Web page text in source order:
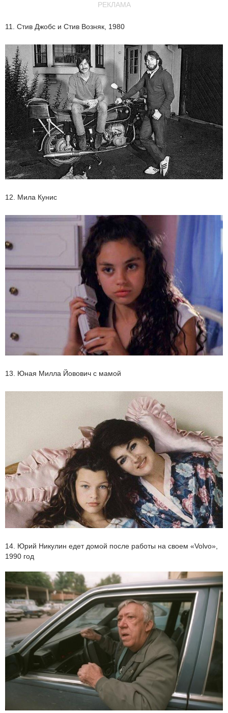
РЕКЛАМА
11. Стив Джобс и Стив Возняк, 1980
12. Мила Кунис
13. Юная Милла Йовович с мамой
14. Юрий Никулин едет домой после работы на своем «Volvo»,
1990 год